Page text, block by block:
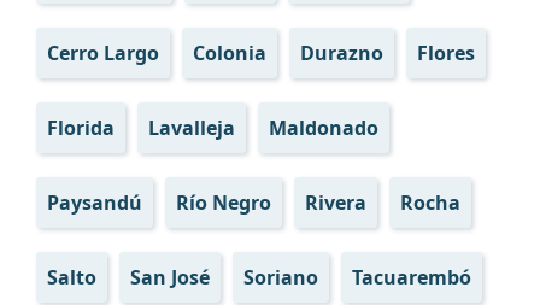
Cerro Largo Colonia Durazno Flores
Florida Lavalleja Maldonado
Paysandú Río Negro Rivera Rocha
Salto San José Soriano Tacuarembó